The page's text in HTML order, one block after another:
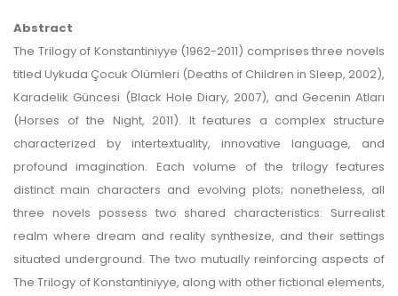
Abstract
The Trilogy of Konstantiniyye (1962-2011) comprises three novels
titled Uykuda Çocuk Ölümleri (Deaths of Children in Sleep, 2002),
Karadelik Güncesi (Black Hole Diary, 2007), and Gecenin Atları
(Horses of the Night, 2011). It features a complex structure
characterized by intertextuality, innovative language, and
profound imagination. Each volume of the trilogy features
distinct main characters and evolving plots; nonetheless, all
three novels possess two shared characteristics: Surrealist
realm where dream and reality synthesize, and their settings
situated underground. The two mutually reinforcing aspects of
The Trilogy of Konstantiniyye, along with other fictional elements,